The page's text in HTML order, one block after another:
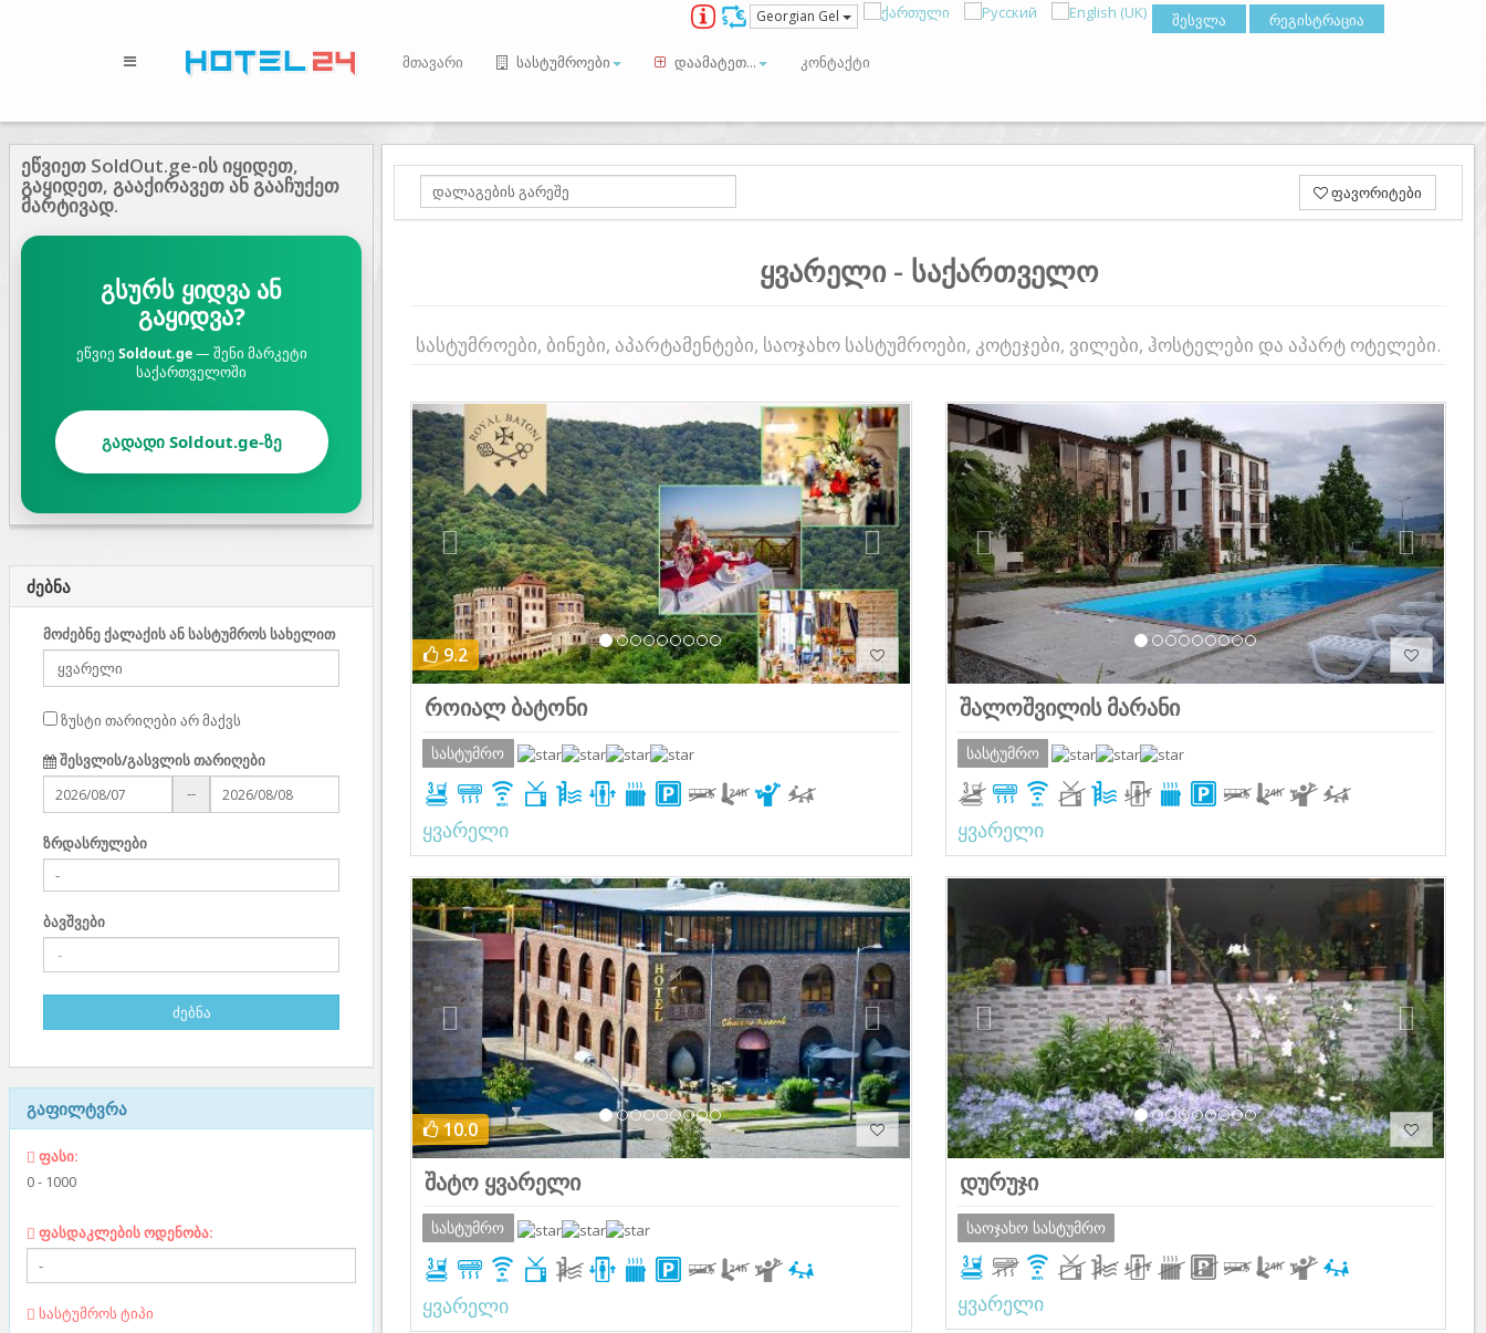
შესვლა რეგისტრაცია
Georgian Gel
მთავარი სასტუმროები დაამატეთ... კონტაქტი
ეწვიეთ SoldOut.ge-ის იყიდეთ,
გაყიდეთ, გააქირავეთ ან გააჩუქეთ
მარტივად.
გსურს ყიდვა ან
გაყიდვა?
ეწვიე Soldout.ge— შენი მარკეტი
საქართველოში
გადადი Soldout.ge-ზე
ძებნა
მოძებნე ქალაქის ან სასტუმროს სახელით
ზუსტი თარიღები არ მაქვს
შესვლის/გასვლის თარიღები
--
ზრდასრულები
ბავშვები
გაფილტვრა
ფასი:
0- 1000
ფასდაკლების ოდენობა:
სასტუმროს ტიპი
ფავორიტები
ყვარელი - საქართველო
სასტუმროები, ბინები, აპარტამენტები, საოჯახო სასტუმროები, კოტეჯები, ვილები, ჰოსტელები და აპარტ ოტელები.
Previous Next
9.2
როიალ ბატონი
სასტუმრო
ყვარელი
Previous Next
შალოშვილის მარანი
სასტუმრო
ყვარელი
Previous Next
10.0
შატო ყვარელი
სასტუმრო
ყვარელი
Next
დურუჯი
საოჯახო სასტუმრო
ყვარელი